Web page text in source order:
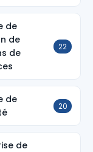
de
de
de
22
de
20
de